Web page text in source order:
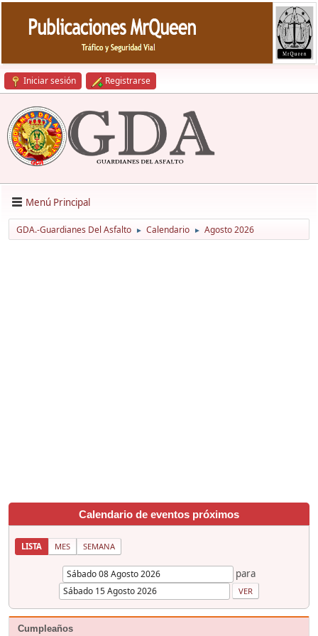
Iniciar sesión Registrarse
Menú Principal
GDA.-Guardianes Del Asfalto ► Calendario ► Agosto 2026
Calendario de eventos próximos
LISTA MES SEMANA
para
Cumpleaños